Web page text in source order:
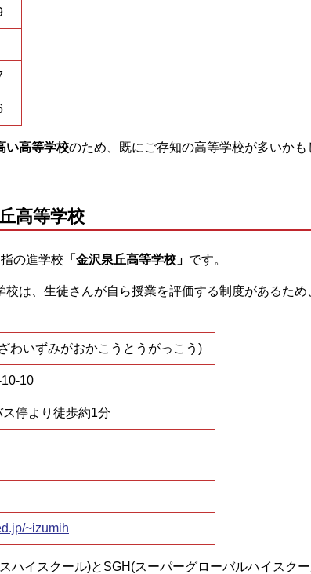
い高等学校のため、既にご存知の高等学校が多いか
高等学校
の進学校 「金沢泉丘高等学校」 です。
は、生徒さんが自ら授業を評価する制度があるた
わいずみがおかこうとうがっこう)
10
停より徒歩約1分
~izumih
ハイスクール)とSGH(スーパーグローバルハイスク